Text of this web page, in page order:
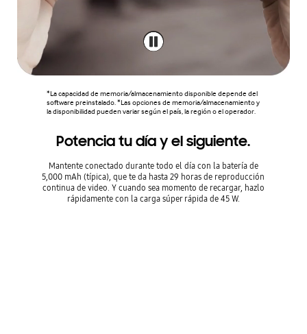
*La capacidad de memoria/almacenamiento disponible depende del
software preinstalado. *Las opciones de memoria/almacenamiento y
la disponibilidad pueden variar según el país, la región o el operador.
Potencia tu día y el siguiente.
Mantente conectado durante todo el día con la batería de
5,000 mAh (típica), que te da hasta 29 horas de reproducción
continua de video. Y cuando sea momento de recargar, hazlo
rápidamente con la carga súper rápida de 45 W.